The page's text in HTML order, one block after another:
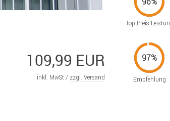
109,99 EUR
inkl. MwSt / zzgl. Versand
Top Preis-
Empfehlung